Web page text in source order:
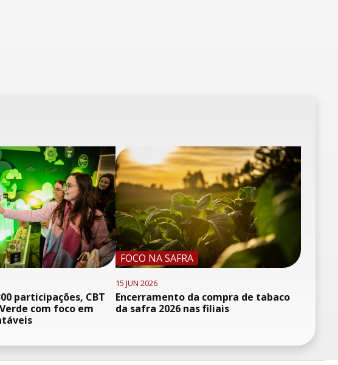
participações, CBT
com foco em
FOCO NA SAFRA
15 JUN 2026
Encerramento da compra de tabaco
da safra 2026 nas filiais